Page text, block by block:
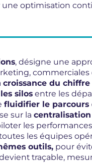
optimisation
, désigne une
croissance du chiffre
silos entre les
fluidifier le parcours
sur lacentralisation
les
les équipes
outils, pour
traçable,